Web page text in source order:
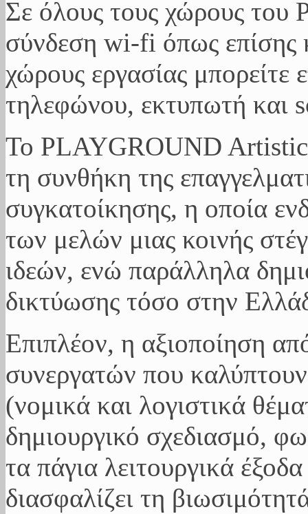
Σε όλους τους χώρους
σύνδεση wi-fi όπως επίσης
χώρους εργασίας μπορείτε
τηλεφώνου, εκτυπωτή και
Το PLAYGROUND Artistic
τη συνθήκη της
συγκατοίκησης, η οποία
των μελών μιας κοινής
ιδεών, ενώ παράλληλα
δικτύωσης τόσο στην
Επιπλέον, η αξιοποίηση
συνεργατών που
(νομικά και λογιστικά
δημιουργικό σχεδιασμό,
τα πάγια λειτουργικά
διασφαλίζει τη